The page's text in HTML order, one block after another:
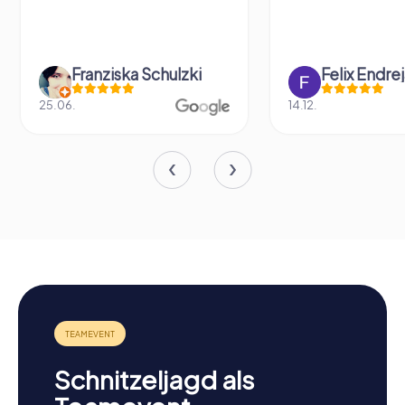
Schulzki Felix Endrejat
14.12.
Schnitzeljagd als